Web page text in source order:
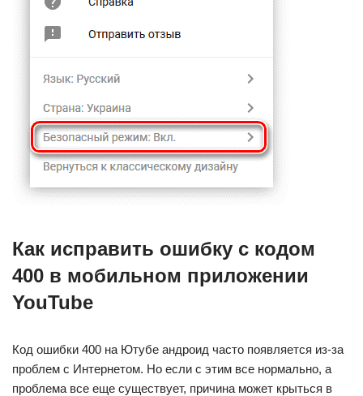
Как исправить ошибку с кодом
400 в мобильном приложении
YouTube
Код ошибки 400 на Ютубе андроид часто появляется из-за
проблем с Интернетом. Но если с этим все нормально, а
проблема все еще существует, причина может крыться в